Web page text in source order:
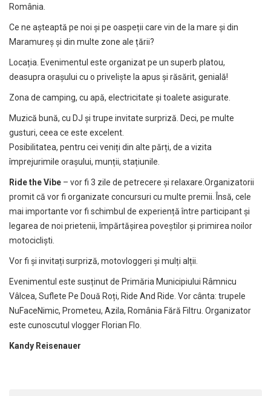
România.
Ce ne așteaptă pe noi și pe oaspeții care vin de la mare și din
Maramureș și din multe zone ale țării?
Locația. Evenimentul este organizat pe un superb platou,
deasupra orașului cu o priveliște la apus și răsărit, genială!
Zona de camping, cu apă, electricitate și toalete asigurate.
Muzică bună, cu DJ și trupe invitate surpriză. Deci, pe multe
gusturi, ceea ce este excelent.
Posibilitatea, pentru cei veniți din alte părți, de a vizita
împrejurimile orașului, munții, stațiunile.
Ride the Vibe – vor fi 3 zile de petrecere și relaxare.Organizatorii
promit că vor fi organizate concursuri cu multe premii. Însă, cele
mai importante vor fi schimbul de experiență între participant și
legarea de noi prietenii, împărtășirea poveștilor și primirea noilor
motocicliști.
Vor fi și invitați surpriză, motovloggeri și mulți alții.
Evenimentul este susținut de Primăria Municipiului Râmnicu
Vâlcea, Suflete Pe Două Roți, Ride And Ride. Vor cânta: trupele
NuFaceNimic, Prometeu, Azila, România Fără Filtru. Organizator
este cunoscutul vlogger Florian Flo.
Kandy Reisenauer